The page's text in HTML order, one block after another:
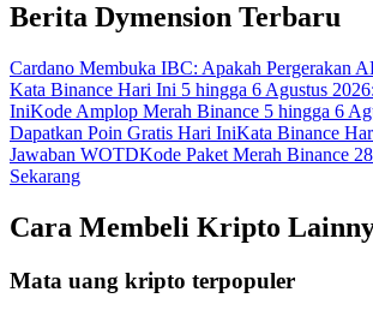
Berita Dymension Terbaru
Cardano Membuka IBC: Apakah Pergerakan
Kata Binance Hari Ini 5 hingga 6 Agustus
IniKode Amplop Merah Binance 5 hingga 6
Dapatkan Poin Gratis Hari IniKata Binance
Jawaban WOTDKode Paket Merah Binance
Sekarang
Cara Membeli Kripto
Mata uang kripto terpopuler